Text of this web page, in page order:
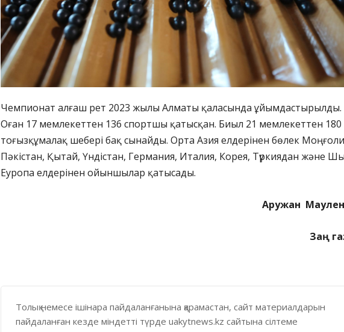
Чемпионат алғаш рет 2023 жылы Алматы қаласында ұйымдастырылды.
Оған 17 мемлекеттен 136 спортшы қатысқан. Биыл 21 мемлекеттен 180
тоғызқұмалақ шебері бақ сынайды. Орта Азия елдерінен бөлек
Пәкістан, Қытай, Үндістан, Германия, Италия, Корея, Түркиядан және
Еуропа елдерінен ойыншылар қатысады.
Аружан
Заң
Толық немесе ішінара пайдаланғанына қарамастан, сайт материалдарын
пайдаланған кезде міндетті түрде uakytnews.kz сайтына сілтеме